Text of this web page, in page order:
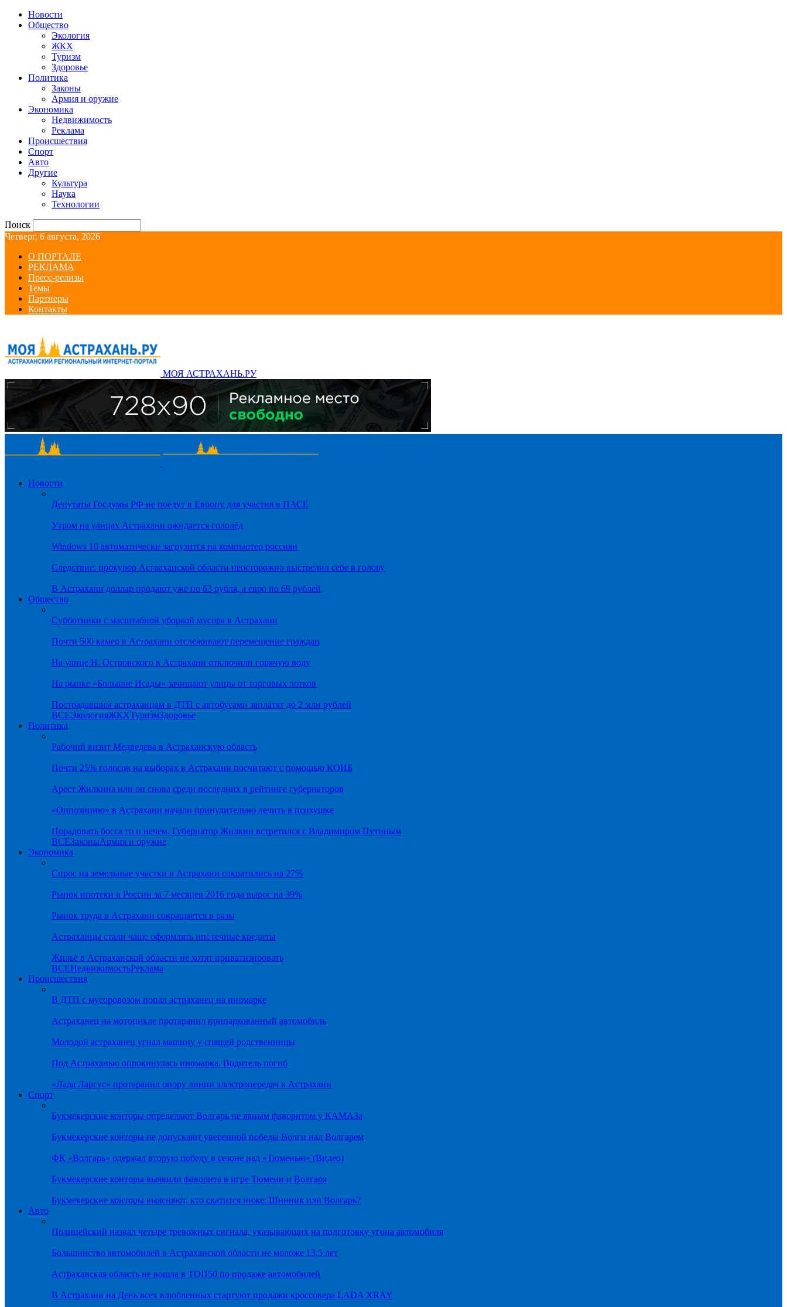
Новости
Общество
Экология
ЖКХ
Туризм
Здоровье
Политика
Законы
Армия и оружие
Экономика
Недвижимость
Реклама
Происшествия
Спорт
Авто
Другие
Культура
Наука
Технологии
Поиск
Четверг, 6 августа, 2026
О ПОРТАЛЕ
РЕКЛАМА
Пресс-релизы
Темы
Партнеры
Контакты
МОЯ АСТРАХАНЬ.РУ
Новости
Депутаты Госдумы РФ не поедут в Европу для участия в ПАСЕ
Утром на улицах Астрахани ожидается гололёд
Windows 10 автоматически загрузится на компьютер россиян
Следствие: прокурор Астраханской области неосторожно выстрелил себе в голову
В Астрахани доллар продают уже по 63 рубля, а евро по 69 рублей
Общество
Субботники с масштабной уборкой мусора в Астрахани
Почти 500 камер в Астрахани отслеживают перемещение граждан
На улице Н. Островского в Астрахани отключили горячую воду
На рынке «Большие Исады» зачищают улицы от торговых лотков
Пострадавшим астраханцам в ДТП с автобусами заплатят до 2 млн рублей
ВСЕЭкологияЖКХТуризмЗдоровье
Политика
Рабочий визит Медведева в Астраханскую область
Почти 25% голосов на выборах в Астрахани посчитают с помощью КОИБ
Арест Жилкина или он снова среди последних в рейтинге губернаторов
«Оппозицию» в Астрахани начали принудительно лечить в психушке
Порадовать босса то и нечем. Губернатор Жилкин встретился с Владимиром Путиным
ВСЕЗаконыАрмия и оружие
Экономика
Спрос на земельные участки в Астрахани сократились на 27%
Рынок ипотеки в России за 7 месяцев 2016 года вырос на 39%
Рынок труда в Астрахани сокращается в разы
Астраханцы стали чаще оформлять ипотечные кредиты
Жильё в Астраханской области не хотят приватизировать
ВСЕНедвижимостьРеклама
Происшествия
В ДТП с мусоровозом попал астраханец на иномарке
Астраханец на мотоцикле протаранил припаркованный автомобиль
Молодой астраханец угнал машину у спящей родственницы
Под Астраханью опрокинулась иномарка. Водитель погиб
«Лада Ларгус» протаранил опору линии электропередач в Астрахани
Спорт
Букмекерские конторы определяют Волгарь не явным фаворитом у КАМАЗа
Букмекерские конторы не допускают уверенной победы Волги над Волгарем
ФК «Волгарь» одержал вторую победу в сезоне над «Тюменью» (Видео)
Букмекерские конторы выявили фаворита в игре Тюмени и Волгаря
Букмекерские конторы выясняют, кто скатится ниже: Шинник или Волгарь?
Авто
Полицейский назвал четыре тревожных сигнала, указывающих на подготовку угона автомобиля
Большинство автомобилей в Астраханской области не моложе 13,5 лет
Астраханская область не вошла в ТОП50 по продаже автомобилей
В Астрахани на День всех влюбленных стартуют продажи кроссовера LADA XRAY